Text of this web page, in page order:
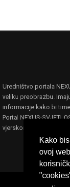
Kako
ovoj
Uredništvo portala
veliku preobrazbu.
informacije kako bi
Portal NEXUS-
vjerskom,filozofskom